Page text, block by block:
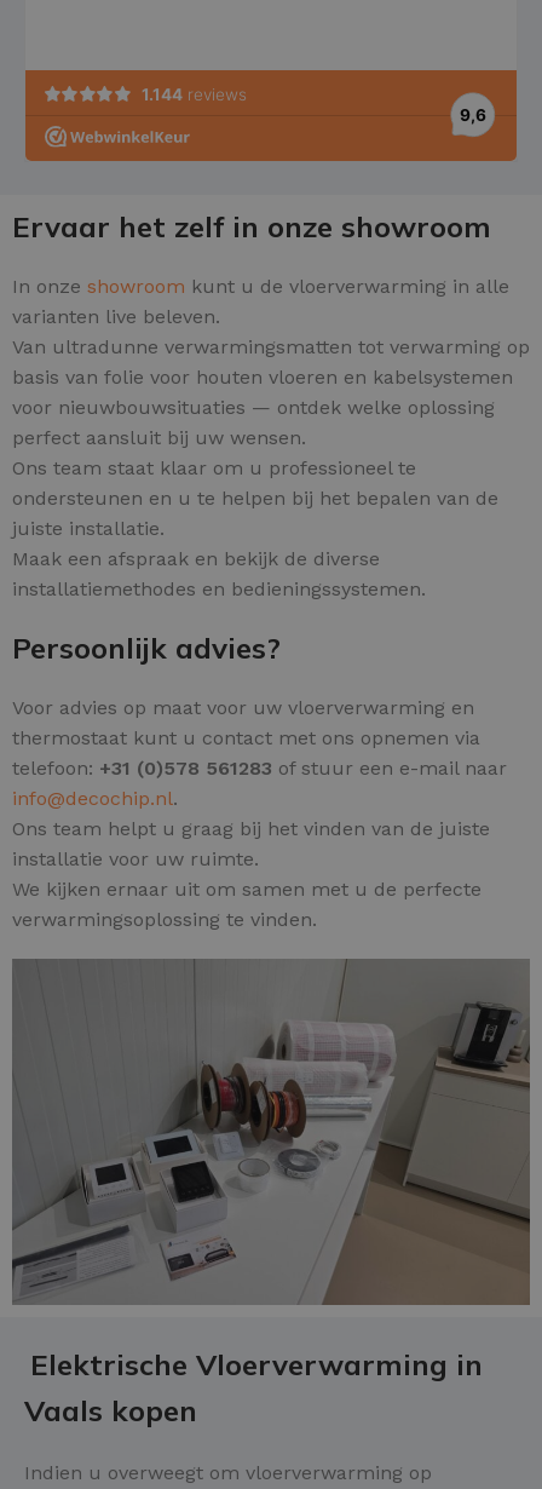
Ervaar het zelf in onze showroom
In onze showroom kunt u de vloerverwarming in alle
varianten live beleven.
Van ultradunne verwarmingsmatten tot verwarming op
basis van folie voor houten vloeren en kabelsystemen
voor nieuwbouwsituaties — ontdek welke oplossing
perfect aansluit bij uw wensen.
Ons team staat klaar om u professioneel te
ondersteunen en u te helpen bij het bepalen van de
juiste installatie.
Maak een afspraak en bekijk de diverse
installatiemethodes en bedieningssystemen.
Persoonlijk advies?
Voor advies op maat voor uw vloerverwarming en
thermostaat kunt u contact met ons opnemen via
telefoon: +31 (0)578 561283 of stuur een e-mail naar
info@decochip.nl.
Ons team helpt u graag bij het vinden van de juiste
installatie voor uw ruimte.
We kijken ernaar uit om samen met u de perfecte
verwarmingsoplossing te vinden.
Elektrische Vloerverwarming in
Vaals kopen
Indien u overweegt om vloerverwarming op